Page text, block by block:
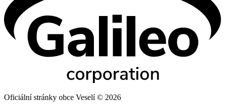
Oficiální stránky obce Veselí © 2026